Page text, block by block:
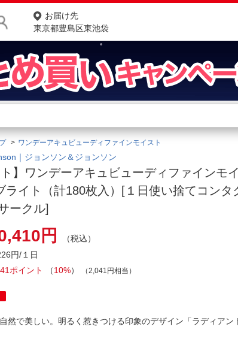
お届け先
東京都豊島区東池袋
商品をさがす
ランキングからさがす
カテゴリ一覧からさがす
ご利用ガイド
よくある質問・お問合せ
ワンデーアキュビューディファインモイスト
｜ジョンソン＆ジョンソン
ト】ワンデーアキュビューディファインモ
ライト（計180枚入）[１日使い捨てコンタ
ークル]
円
（税込）
円/１日
ポイント （10%） （2,041円相当）
然で美しい。明るく惹きつける印象のデザイン「ラディアン